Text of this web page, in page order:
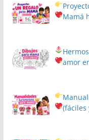
Mamá
amor
(fáciles